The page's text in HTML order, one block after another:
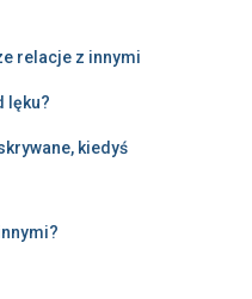
relacje z innymi
lęku?
kiedyś